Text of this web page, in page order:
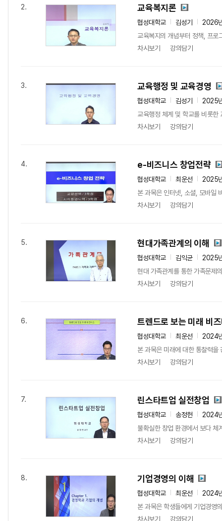
2. 교육복지론
협성대학교 김성기
2026
교육복지의 개념부터 정책, 프로
차시보기
강의담기
3. 교육행정 및 교육경영
협성대학교 김성기
2025
교육행정 체계 및 학교를 비롯한
차시보기
강의담기
4. e-비즈니스 창업전략
협성대학교 최운선
2025
본 과목은 인터넷, 소셜, 모바일
차시보기
강의담기
5. 현대가족관계의 이해
협성대학교 김익균
2025
현대 가족관계를 통한 가족문제
차시보기
강의담기
6. 트렌드로 보는 미래 비
협성대학교 최운선
2024
본 과목은 미래에 대한 통찰력을
차시보기
강의담기
7. 린스타트업 실전창업
협성대학교 송정헌
2024
불확실한 창업 환경에서 보다 체
차시보기
강의담기
8. 기업경영의 이해
협성대학교 최운선
2024
본 과목은 학생들에게 기업경영
차시보기
강의담기